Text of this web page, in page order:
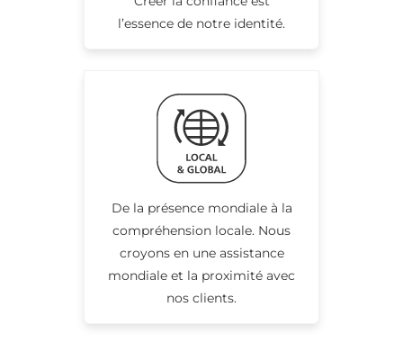
l’essence de notre identité.
De la présence mondiale à la
compréhension locale. Nous
croyons en une assistance
mondiale et la proximité avec
nos clients.